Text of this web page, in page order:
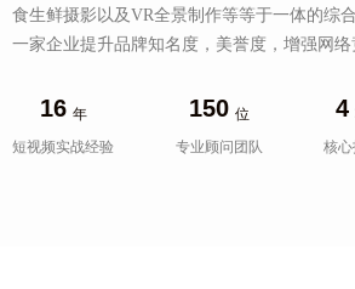
食生鲜摄影以及VR全景制作等等于一体的综
一家企业提升品牌知名度，美誉度，增强网络
16 年
短视频实战经验
150 位
专业顾问团队
4
核